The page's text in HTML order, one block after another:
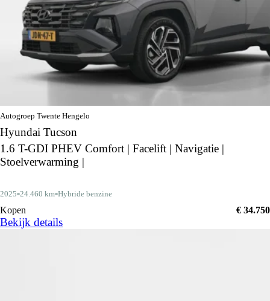
Autogroep Twente Hengelo
Hyundai Tucson
1.6 T-GDI PHEV Comfort | Facelift | Navigatie |
Stoelverwarming |
2025 24.460 km Hybride benzine
Kopen € 34.750
Bekijk details